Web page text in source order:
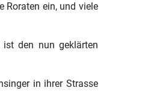
Roraten ein, und viele
den nun geklärten
in ihrer Strasse